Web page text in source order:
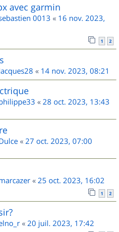
avec garmin
0013 « 16 nov. 2023,
1 2
« 14 nov. 2023, 08:21
« 28 oct. 2023, 13:43
« 27 oct. 2023, 07:00
« 25 oct. 2023, 16:02
1 2
« 20 juil. 2023, 17:42